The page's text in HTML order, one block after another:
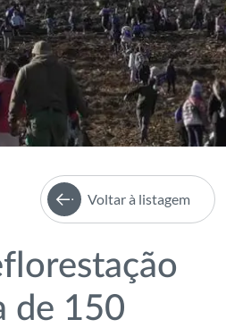
Voltar à listagem
de 150